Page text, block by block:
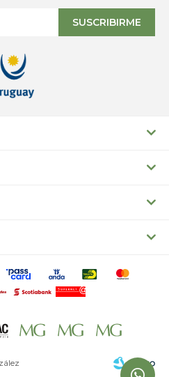
SUSCRIBIRME